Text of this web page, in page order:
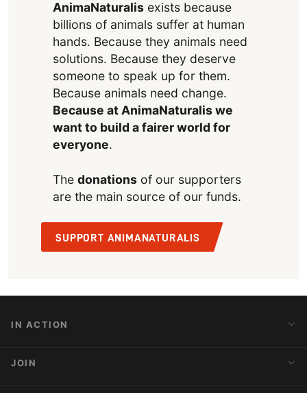
AnimaNaturalisexists because
billions of animals suffer at human
hands. Because they animals need
solutions. Because they deserve
someone to speak up for them.
Because animals need change.
Because at AnimaNaturalis we
want to build a fairer world for
everyone.
The donationsof our supporters
are the main source of our funds.
SUPPORT ANIMANATURALIS
IN ACTION
JOIN